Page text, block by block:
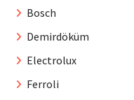
Bosch
Demirdöküm
Electrolux
Ferroli